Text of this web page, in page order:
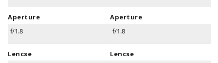
Aperture
f/1.8
Lencse
Aperture
f/1.8
Lencse